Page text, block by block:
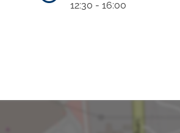
12:30 - 16:00